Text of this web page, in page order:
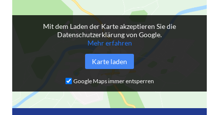
Mit dem Laden der Karte akzeptieren Sie die
Datenschutzerklärung von Google.
Mehr erfahren
Karte laden
Google Maps immer entsperren